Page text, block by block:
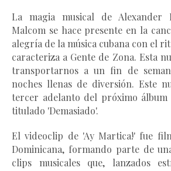
La magia musical de Alexander
Malcom se hace presente en la
alegría de la música cubana con el
caracteriza a Gente de Zona. Esta
transportarnos a un fin de
noches llenas de diversión. Este
tercer adelanto del próximo álbum
titulado 'Demasiado'.
El videoclip de 'Ay Martica!' fue
Dominicana, formando parte de
clips musicales que, lanzados